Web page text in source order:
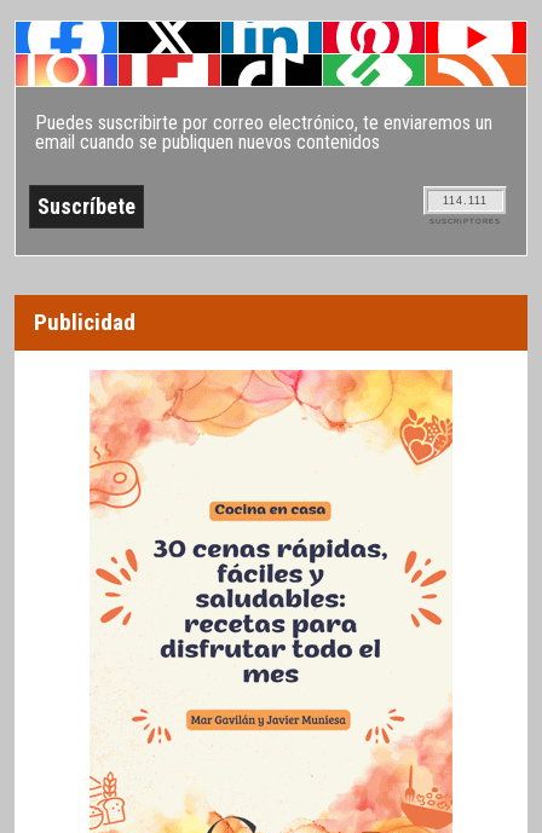
Puedes suscribirte por correo electrónico, te enviaremos un
email cuando se publiquen nuevos contenidos
114.111
SUSCRIPTORES
Publicidad